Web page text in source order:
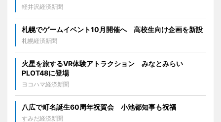
軽井沢経済新聞
札幌でゲームイベント10月開催へ 高校生向け企画を新設
札幌経済新聞
火星を旅するVR体験アトラクション みなとみらい
PLOT48に登場
ヨコハマ経済新聞
八広で町名誕生60周年祝賀会 小池都知事も祝福
すみだ経済新聞